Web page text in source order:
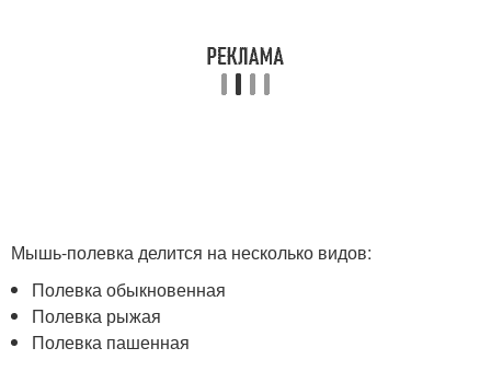
Мышь-полевка делится на несколько видов:
Полевка обыкновенная
Полевка рыжая
Полевка пашенная